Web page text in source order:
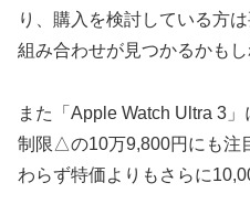
り、購入を検討している方
組み合わせが見つかるかもし
また「Apple Watch Ultra 3
制限△の10万9,800円にも注
わらず特価よりもさらに